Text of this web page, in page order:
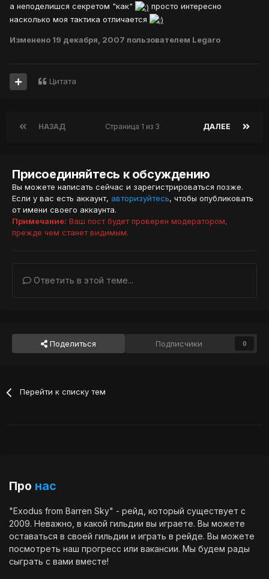
а неподелишся секретом "как"
просто интересно
насколько моя тактика отличается
Изменено 19 декабря, 2007 пользователем Legaro
Цитата
НАЗАД ДАЛЕЕ
Страница 1 из 3
Присоединяйтесь к обсуждению
Вы можете написать сейчас и зарегистрироваться позже.
Если у вас есть аккаунт, авторизуйтесь, чтобы опубликовать
от имени своего аккаунта.
Примечание: Ваш пост будет проверен модератором,
прежде чем станет видимым.
Ответить в этой теме...
Поделиться Подписчики 0
Перейти к списку тем
Про нас
"Exodus from Barren Sky" - рейд, который существует с
2009. Неважно, в какой гильдии вы играете. Вы можете
оставаться в своей гильдии и играть в рейде. Вы можете
посмотреть наш прогресс или вакансии. Мы будем рады
сыграть с вами вместе!